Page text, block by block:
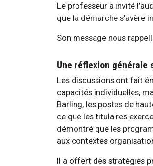
Le professeur a invité
que la démarche s’avère
Son message nous
Une réflexion générale
Les discussions ont fait
capacités individuelles,
Barling, les postes de
ce que les titulaires
démontré que les
aux contextes
Il a offert des stratégies